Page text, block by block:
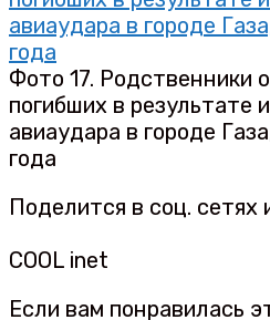
Фото 17. Родственники
погибших в результате
авиаудара в городе
года
Поделится в соц.
COOL inet
Если вам понравилась